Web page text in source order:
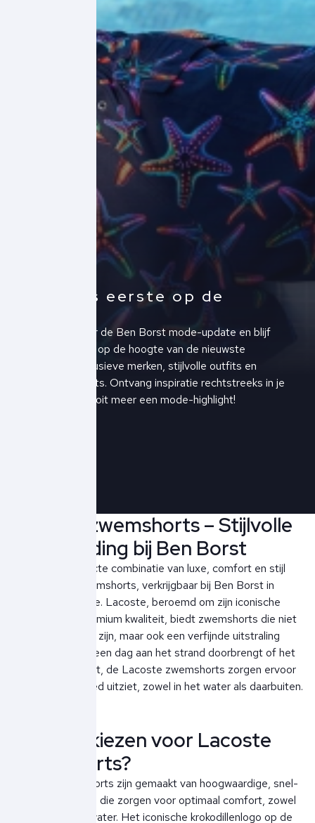
Altijd als eerste op de
Schrijf je in voor de Ben Borst mode-update en blijf
altijd als eerste op de hoogte van de nieuwste
collecties, exclusieve merken, stijlvolle outfits en
upcoming events. Ontvang inspiratie rechtstreeks in je
inbox en mis nooit meer een mode-highlight!
Lacoste zwemshorts – Stijlvolle
zwemkleding bij Ben Borst
Ontdek de perfecte combinatie van luxe, comfort en stijl
met Lacoste zwemshorts, verkrijgbaar bij Ben Borst in
Noordwijk aan Zee. Lacoste, beroemd om zijn iconische
ontwerpen en premium kwaliteit, biedt zwemshorts die niet
alleen functioneel zijn, maar ook een verfijnde uitstraling
hebben. Of je nu een dag aan het strand doorbrengt of het
zwembad bezoekt, de Lacoste zwemshorts zorgen ervoor
dat je er altijd goed uitziet, zowel in het water als daarbuiten.
Waarom kiezen voor Lacoste
zwemshorts?
Lacoste zwemshorts zijn gemaakt van hoogwaardige, snel-
drogende stoffen die zorgen voor optimaal comfort, zowel
in als buiten het water. Het iconische krokodillenlogo op de